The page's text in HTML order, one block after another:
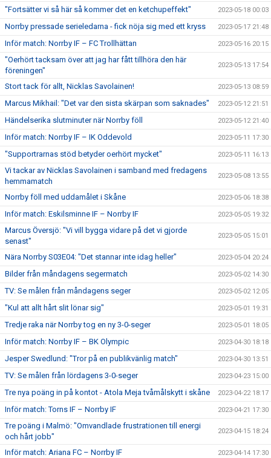
"Fortsätter vi så här så kommer det en ketchupeffekt" 2023-05-18 00:03
Norrby pressade serieledarna - fick nöja sig med ett kryss 2023-05-17 21:48
Inför match: Norrby IF – FC Trollhättan 2023-05-16 20:15
"Oerhört tacksam över att jag har fått tillhöra den här
föreningen"
2023-05-13 17:54
Stort tack för allt, Nicklas Savolainen! 2023-05-13 08:59
Marcus Mikhail: "Det var den sista skärpan som saknades" 2023-05-12 21:51
Händelserika slutminuter när Norrby föll 2023-05-12 21:40
Inför match: Norrby IF – IK Oddevold 2023-05-11 17:30
"Supportrarnas stöd betyder oerhört mycket" 2023-05-11 16:13
Vi tackar av Nicklas Savolainen i samband med fredagens
hemmamatch
2023-05-08 13:55
Norrby föll med uddamålet i Skåne 2023-05-06 18:38
Inför match: Eskilsminne IF – Norrby IF 2023-05-05 19:32
Marcus Översjö: "Vi vill bygga vidare på det vi gjorde
senast"
2023-05-05 15:01
Nära Norrby S03E04: "Det stannar inte idag heller" 2023-05-04 20:24
Bilder från måndagens segermatch 2023-05-02 14:30
TV: Se målen från måndagens seger 2023-05-02 12:05
"Kul att allt hårt slit lönar sig" 2023-05-01 19:31
Tredje raka när Norrby tog en ny 3-0-seger 2023-05-01 18:05
Inför match: Norrby IF – BK Olympic 2023-04-30 18:18
Jesper Swedlund: "Tror på en publikvänlig match" 2023-04-30 13:51
TV: Se målen från lördagens 3-0-seger 2023-04-23 15:00
Tre nya poäng in på kontot - Atola Meja tvåmålskytt i skåne 2023-04-22 18:17
Inför match: Torns IF – Norrby IF 2023-04-21 17:30
Tre poäng i Malmö: "Omvandlade frustrationen till energi
och hårt jobb"
2023-04-15 18:24
Inför match: Ariana FC – Norrby IF 2023-04-14 17:30